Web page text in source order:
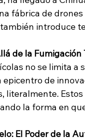
fábrica de
introduce
de la Fumigación
no se limita a
epicentro de
literalmente.
la forma en
El Poder de la